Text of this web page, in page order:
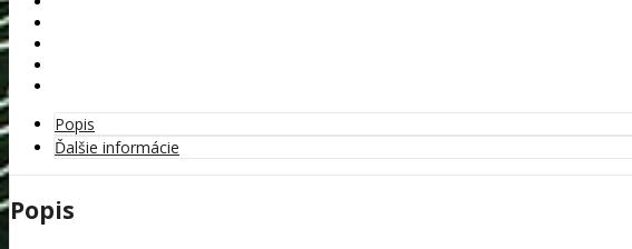
Popis
Ďalšie informácie
Popis